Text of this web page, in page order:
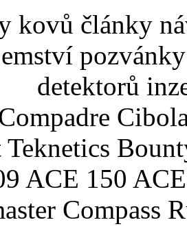
kovů články
detektorů
Teknetics
ACE 150
Compass